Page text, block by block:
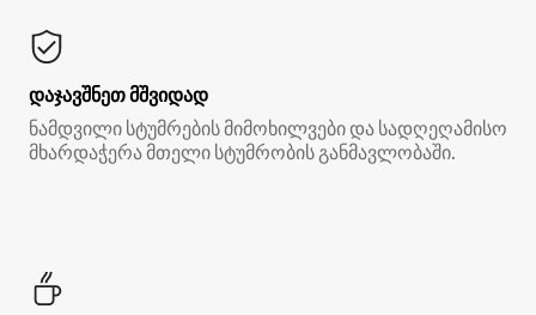
დაჯავშნეთ მშვიდად
ნამდვილი სტუმრების მიმოხილვები და სადღეღამისო
მხარდაჭერა მთელი სტუმრობის განმავლობაში.